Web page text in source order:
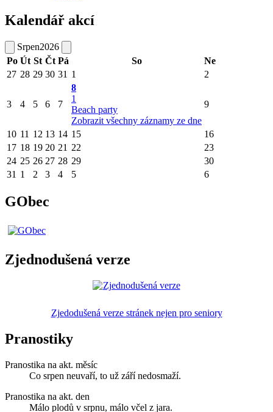
Kalendář akcí
Srpen2026
Po Út St Čt Pá So
Ne
27 28 29 30 31 1 2
3 4 5 6 7
8
1
Beach party
Zobrazit všechny záznamy ze dne
9
10 11 12 13 14 15
16
17 18 19 20 21 22
23
24 25 26 27 28 29
30
31 1 2 3 4 5 6
GObec
Zjednodušená verze
Zjedodušená verze stránek nejen pro seniory
Pranostiky
Pranostika na akt. měsíc
Co srpen neuvaří, to už září nedosmaží.
Pranostika na akt. den
Málo plodů v srpnu, málo včel z jara.